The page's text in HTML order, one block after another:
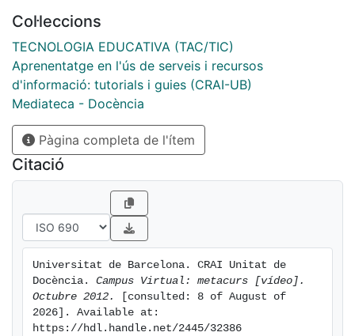
Col·leccions
TECNOLOGIA EDUCATIVA (TAC/TIC)
Aprenentatge en l'ús de serveis i recursos
d'informació: tutorials i guies (CRAI-UB)
Mediateca - Docència
Pàgina completa de l'ítem
Citació
Universitat de Barcelona. CRAI Unitat de
Docència. Campus Virtual: metacurs [vídeo].
Octubre 2012.
[consulted: 8 of August of
2026]. Available at:
https://hdl.handle.net/2445/32386